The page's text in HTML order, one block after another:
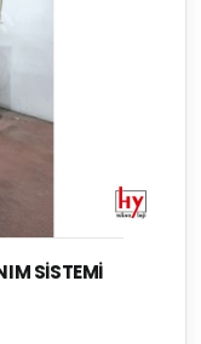
SISTEMI